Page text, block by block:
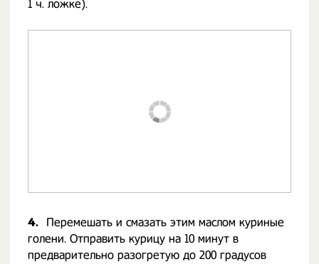
1 ч. ложке).
4.
Перемешать и смазать этим маслом куриные
голени. Отправить курицу на 10 минут в
предварительно разогретую до 200 градусов